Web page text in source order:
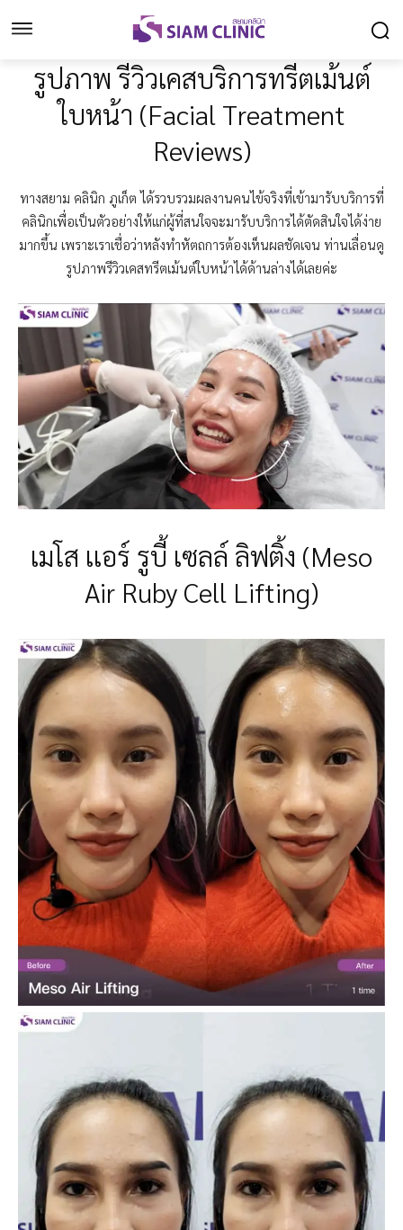
รูปภาพ รีวิวเคสบริการทรีตเม้นต์
ใบหน้า (Facial Treatment
Reviews)
ทางสยาม คลินิก ภูเก็ต ได้รวบรวมผลงานคนไข้จริงที่เข้ามารับบริการที่
คลินิกเพื่อเป็นตัวอย่างให้แก่ผู้ที่สนใจจะมารับบริการได้ตัดสินใจได้ง่าย
มากขึ้น เพราะเราเชื่อว่าหลังทำหัตถการต้องเห็นผลชัดเจน ท่านเลื่อนดู
รูปภาพรีวิวเคสทรีตเม้นต์ใบหน้าได้ด้านล่างได้เลยค่ะ
เมโส เเอร์ รูบี้ เซลล์ ลิฟติ้ง (Meso
Air Ruby Cell Lifting)